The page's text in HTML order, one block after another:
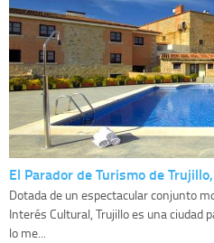
El Parador de Turismo de
Dotada de un espectacular conjunto
Interés Cultural, Trujillo es una ciudad
lo me...